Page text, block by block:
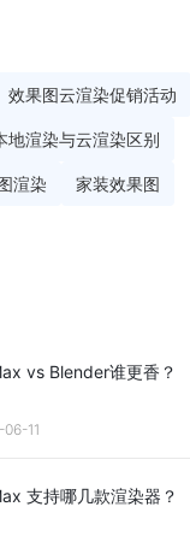
效果图云渲染促销活动
地渲染与云渲染区别
渲染 家装效果图
vs Blender谁更香？
11
支持哪几款渲染器？